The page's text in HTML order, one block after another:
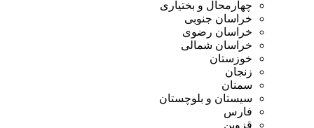
چهارمحال و بختیاری
خراسان جنوبی
خراسان رضوی
خراسان شمالی
خوزستان
زنجان
سمنان
سیستان و بلوچستان
فارس
قزوین